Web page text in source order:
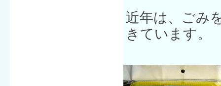
近年は、ごみ
きています。